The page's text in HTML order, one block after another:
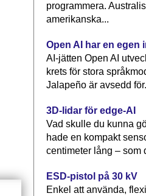
programmera.
amerikanska...
Open AI har en egen
AI-jätten Open AI
krets för stora
Jalapeño är avsedd
3D-lidar för edge-AI
Vad skulle du kunna
hade en kompakt
centimeter lång – som
ESD-pistol på 30 kV
Enkel att använda,